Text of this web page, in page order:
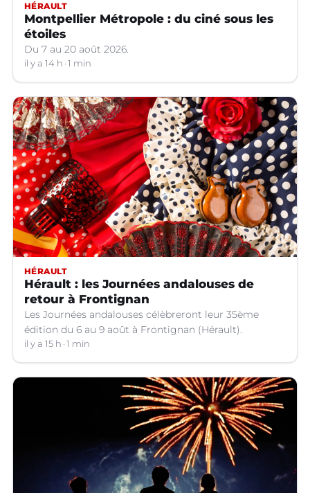
HÉRAULT
Montpellier Métropole : du ciné sous les
étoiles
Du 7 au 20 août 2026.
il y a 14 h 1 min
HÉRAULT
Hérault : les Journées andalouses de
retour à Frontignan
Les Journées andalouses célèbreront leur 35ème
édition du 6 au 9 août à Frontignan (Hérault).
il y a 15 h 1 min